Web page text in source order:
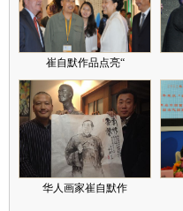
崔自默作品点亮“
华人画家崔自默作